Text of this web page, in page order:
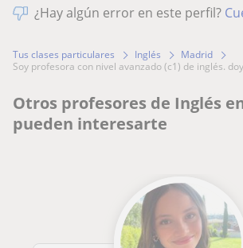
¿Hay algún error en este perfil?
Tus clases particulares Inglés
Madrid
soy profesora con nivel avanzado (c1) de inglés.
Otros profesores de Inglés
pueden interesarte